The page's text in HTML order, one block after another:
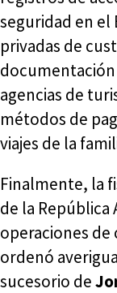
seguridad en el
privadas de
documentación
agencias de
métodos de
viajes de la
Finalmente, la
de la
operaciones
ordenó
sucesorio de